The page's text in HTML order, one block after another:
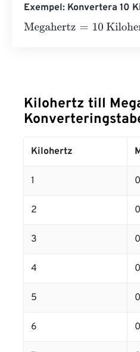
Exempel: Konvertera 10
Megahertz= 10 Kilohertz×
Kilohertz till
Kilohertz
1
2
3
4
5
6